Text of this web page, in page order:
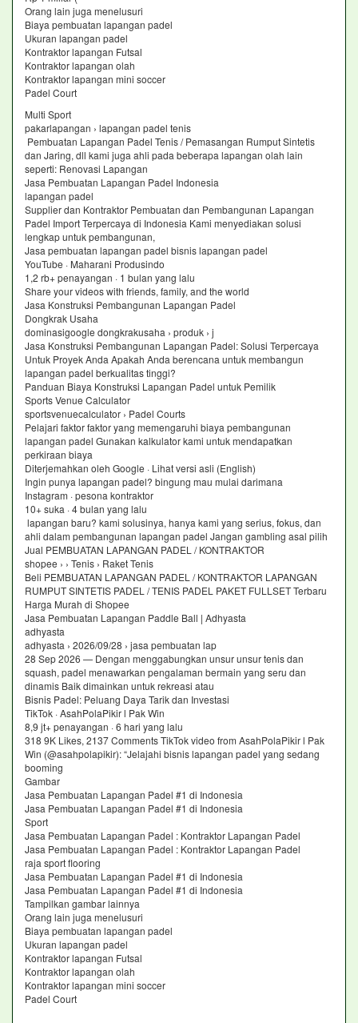
Orang lain juga menelusuri
Biaya pembuatan lapangan padel
Ukuran lapangan padel
Kontraktor lapangan Futsal
Kontraktor lapangan olah
Kontraktor lapangan mini soccer
Padel Court
Multi Sport
pakarlapangan › lapangan padel tenis
Pembuatan Lapangan Padel Tenis / Pemasangan Rumput Sintetis
dan Jaring, dll kami juga ahli pada beberapa lapangan olah lain
seperti: Renovasi Lapangan
Jasa Pembuatan Lapangan Padel Indonesia
lapangan padel
Supplier dan Kontraktor Pembuatan dan Pembangunan Lapangan
Padel Import Terpercaya di Indonesia Kami menyediakan solusi
lengkap untuk pembangunan,
Jasa pembuatan lapangan padel bisnis lapangan padel
YouTube · Maharani Produsindo
1,2 rb+ penayangan · 1 bulan yang lalu
Share your videos with friends, family, and the world
Jasa Konstruksi Pembangunan Lapangan Padel
Dongkrak Usaha
dominasigoogle dongkrakusaha › produk › j
Jasa Konstruksi Pembangunan Lapangan Padel: Solusi Terpercaya
Untuk Proyek Anda Apakah Anda berencana untuk membangun
lapangan padel berkualitas tinggi?
Panduan Biaya Konstruksi Lapangan Padel untuk Pemilik
Sports Venue Calculator
sportsvenuecalculator › Padel Courts
Pelajari faktor faktor yang memengaruhi biaya pembangunan
lapangan padel Gunakan kalkulator kami untuk mendapatkan
perkiraan biaya
Diterjemahkan oleh Google · Lihat versi asli (English)
Ingin punya lapangan padel? bingung mau mulai darimana
Instagram · pesona kontraktor
10+ suka · 4 bulan yang lalu
lapangan baru? kami solusinya, hanya kami yang serius, fokus, dan
ahli dalam pembangunan lapangan padel Jangan gambling asal pilih
Jual PEMBUATAN LAPANGAN PADEL / KONTRAKTOR
shopee › › Tenis › Raket Tenis
Beli PEMBUATAN LAPANGAN PADEL / KONTRAKTOR LAPANGAN
RUMPUT SINTETIS PADEL / TENIS PADEL PAKET FULLSET Terbaru
Harga Murah di Shopee
Jasa Pembuatan Lapangan Paddle Ball | Adhyasta
adhyasta
adhyasta › 2026/09/28 › jasa pembuatan lap
28 Sep 2026 — Dengan menggabungkan unsur unsur tenis dan
squash, padel menawarkan pengalaman bermain yang seru dan
dinamis Baik dimainkan untuk rekreasi atau
Bisnis Padel: Peluang Daya Tarik dan Investasi
TikTok · AsahPolaPikir l Pak Win
8,9 jt+ penayangan · 6 hari yang lalu
318 9K Likes, 2137 Comments TikTok video from AsahPolaPikir l Pak
Win (@asahpolapikir): “Jelajahi bisnis lapangan padel yang sedang
booming
Gambar
Jasa Pembuatan Lapangan Padel #1 di Indonesia
Jasa Pembuatan Lapangan Padel #1 di Indonesia
Sport
Jasa Pembuatan Lapangan Padel : Kontraktor Lapangan Padel
Jasa Pembuatan Lapangan Padel : Kontraktor Lapangan Padel
raja sport flooring
Jasa Pembuatan Lapangan Padel #1 di Indonesia
Jasa Pembuatan Lapangan Padel #1 di Indonesia
Tampilkan gambar lainnya
Orang lain juga menelusuri
Biaya pembuatan lapangan padel
Ukuran lapangan padel
Kontraktor lapangan Futsal
Kontraktor lapangan olah
Kontraktor lapangan mini soccer
Padel Court